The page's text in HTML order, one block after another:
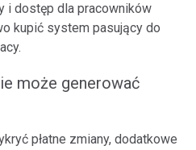
i dostęp dla pracowników
kupić system pasujący do
może generować
płatne zmiany, dodatkowe